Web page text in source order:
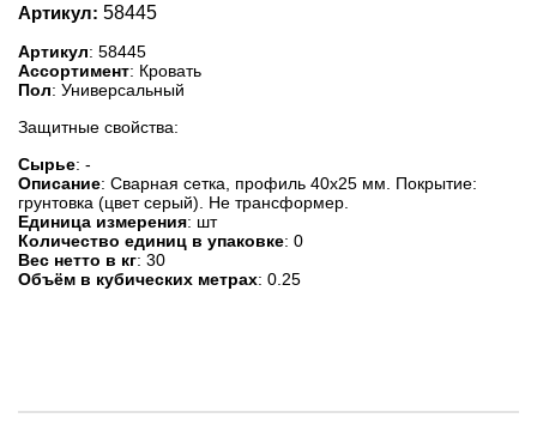
Артикул: 58445
Артикул: 58445
Ассортимент: Кровать
Пол: Универсальный
Защитные свойства:
Сырье: -
Описание: Сварная сетка, профиль 40х25 мм. Покрытие:
грунтовка (цвет серый). Не трансформер.
Единица измерения: шт
Количество единиц в упаковке: 0
Вес нетто в кг: 30
Объём в кубических метрах: 0.25